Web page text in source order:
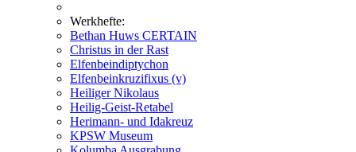
Werkhefte:
Bethan Huws CERTAIN
Christus in der Rast
Elfenbeindiptychon
Elfenbeinkruzifixus (v)
Heiliger Nikolaus
Heilig-Geist-Retabel
Herimann- und Idakreuz
KPSW Museum